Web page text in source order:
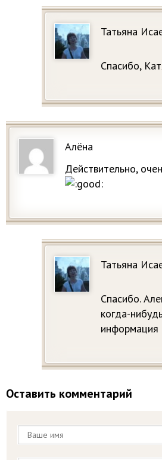
Татьяна
Спасибо,
Алёна
Действительно,
Татьяна
Спасибо.
когда-
информация
Оставить комментарий